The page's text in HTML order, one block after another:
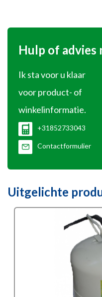
Hulp of advies
Ik sta voor u klaar
voor product- of
winkelinformatie.
+31852733043
Contactformulier
Uitgelichte